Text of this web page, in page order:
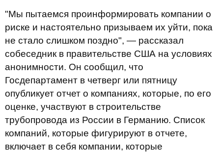
"Мы пытаемся проинформировать компании о
риске и настоятельно призываем их уйти, пока
не стало слишком поздно", — рассказал
собеседник в правительстве США на условиях
анонимности. Он сообщил, что
Госдепартамент в четверг или пятницу
опубликует отчет о компаниях, которые, по его
оценке, участвуют в строительстве
трубопровода из России в Германию. Список
компаний, которые фигурируют в отчете,
включает в себя компании, которые